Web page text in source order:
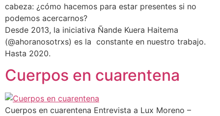
cabeza: ¿cómo hacemos para estar presentes si no
podemos acercarnos?
Desde 2013, la iniciativa Ñande Kuera Haitema
(@ahoranosotrxs) es la constante en nuestro trabajo.
Hasta 2020.
Cuerpos en cuarentena
Cuerpos en cuarentena Entrevista a Lux Moreno –